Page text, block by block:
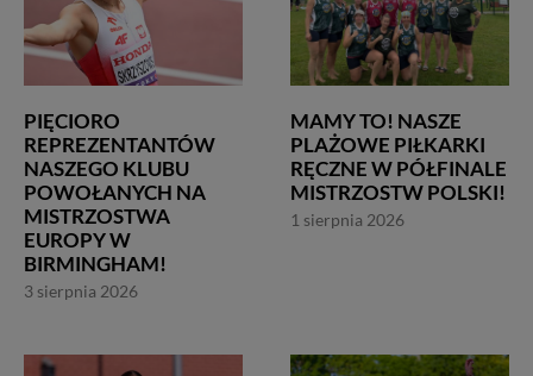
PIĘCIORO
REPREZENTANTÓW
NASZEGO KLUBU
POWOŁANYCH NA
MISTRZOSTWA
EUROPY W
BIRMINGHAM!
3 sierpnia 2026
MAMY TO! NASZE
PLAŻOWE PIŁKARKI
RĘCZNE W PÓŁFINALE
MISTRZOSTW POLSKI!
1 sierpnia 2026